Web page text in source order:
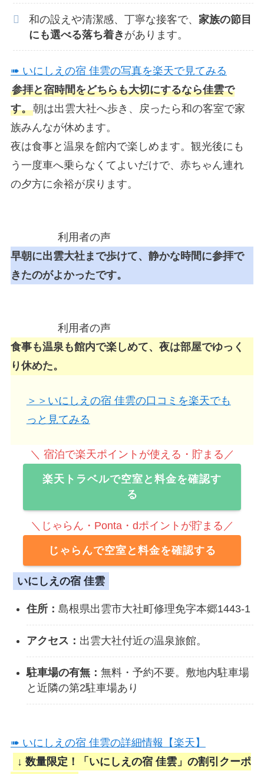
和の設えや清潔感、丁寧な接客で、家族の節目
にも選べる落ち着き があります。
➠ いにしえの宿 佳雲の写真を楽天で見てみる
参拝と宿時間をどちらも大切にするなら佳雲で
す。朝は出雲大社へ歩き、戻ったら和の客室で家
族みんなが休めます。
夜は食事と温泉を館内で楽しめます。観光後にも
う一度車へ乗らなくてよいだけで、赤ちゃん連れ
の夕方に余裕が戻ります。
利用者の声
早朝に出雲大社まで歩けて、静かな時間に参拝で
きたのがよかったです。
利用者の声
食事も温泉も館内で楽しめて、夜は部屋でゆっく
り休めた。
＞＞いにしえの宿 佳雲の口コミを楽天でも
っと見てみる
＼ 宿泊で楽天ポイントが使える・貯まる／
楽天トラベルで空室と料金を確認す
る
＼じゃらん・Ponta・dポイントが貯まる／
じゃらんで空室と料金を確認する
いにしえの宿 佳雲
住所： 島根県出雲市大社町修理免字本郷1443-1
アクセス： 出雲大社付近の温泉旅館。
駐車場の有無： 無料・予約不要。敷地内駐車場
と近隣の第2駐車場あり
➠ いにしえの宿 佳雲の詳細情報【楽天】
↓ 数量限定！「いにしえの宿 佳雲」の割引クーポ